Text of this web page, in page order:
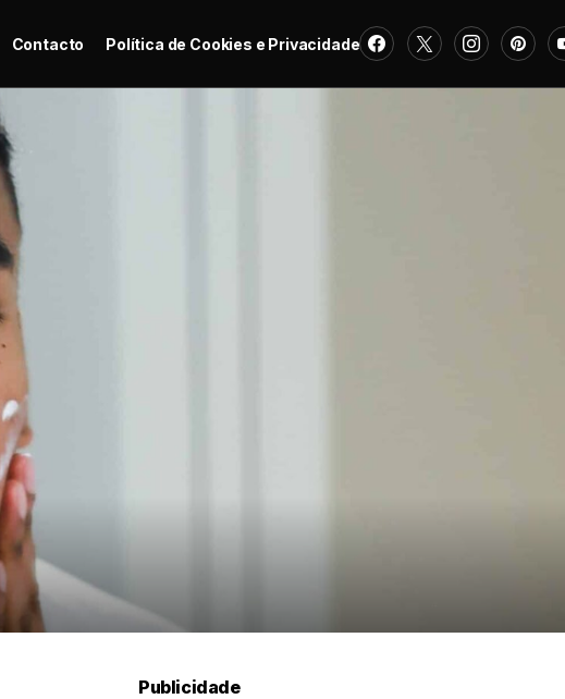
Contacto Política de Cookies e Privacidade
Publicidade